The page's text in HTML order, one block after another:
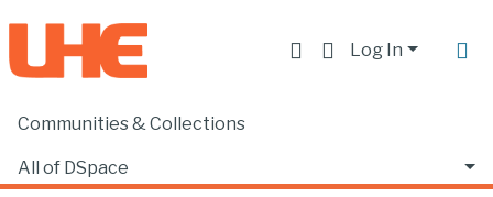
Log In
Communities & Collections
All of DSpace
Home